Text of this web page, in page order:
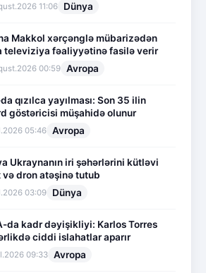
11:06 Dünya
Makkol xərçənglə mübarizədən
televiziya fəaliyyətinə fasilə verir
00:59 Avropa
qızılca yayılması: Son 35 ilin
göstəricisi müşahidə olunur
05:46 Avropa
Ukraynanın iri şəhərlərini kütləvi
və dron atəşinə tutub
03:09 Dünya
da kadr dəyişikliyi: Karlos Torres
ciddi islahatlar aparır
09:33 Avropa